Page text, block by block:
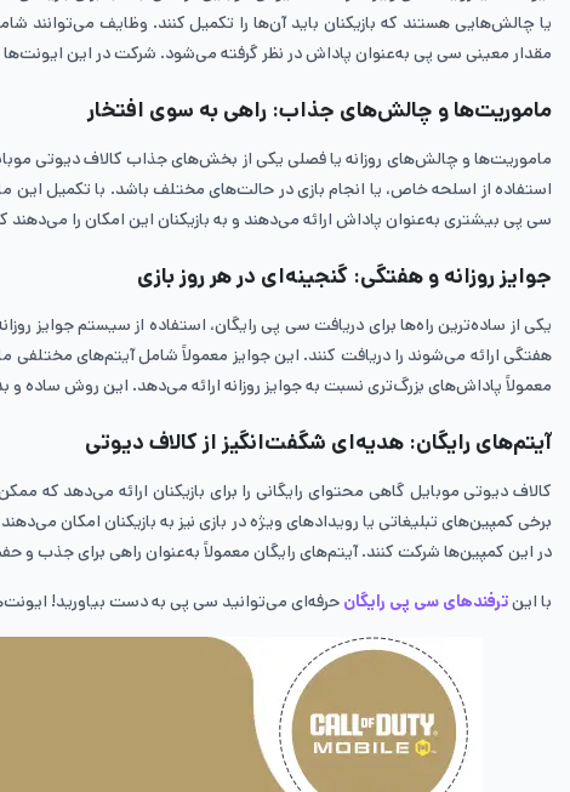
یا چالش‌هایی هستند که بازیکنان باید آن‌ها را تکمیل کنند. وظایف می‌توانند
مقدار معینی سی پی به‌عنوان پاداش در نظر گرفته می‌شود. شرکت در این ایونت‌ها
ماموریت‌ها و چالش‌های جذاب: راهی به سوی افتخار
ماموریت‌ها و چالش‌های روزانه یا فصلی یکی از بخش‌های جذاب کالاف دیوتی
استفاده از اسلحه خاص، یا انجام بازی در حالت‌های مختلف باشد. با تکمیل
سی پی بیشتری به‌عنوان پاداش ارائه می‌دهند و به بازیکنان این امکان را
جوایز روزانه و هفتگی: گنجینه‌ای در هر روز بازی
یکی از ساده‌ترین راه‌ها برای دریافت سی پی رایگان، استفاده از سیستم جوایز
هفتگی ارائه می‌شوند را دریافت کنند. این جوایز معمولاً شامل آیتم‌های مختلفی
معمولاً پاداش‌های بزرگ‌تری نسبت به جوایز روزانه ارائه می‌دهد. این روش
آیتم‌های رایگان: هدیه‌ای شگفت‌انگیز از کالاف دیوتی
کالاف دیوتی موبایل گاهی محتوای رایگانی را برای بازیکنان ارائه می‌دهد
برخی کمپین‌های تبلیغاتی یا رویدادهای ویژه در بازی نیز به بازیکنان امکان
در این کمپین‌ها شرکت کنند. آیتم‌های رایگان معمولاً به‌عنوان راهی برای جذب و
با اینترفندهای سی پی رایگان حرفه‌ای می‌توانید سی پی به دست بیاورید!